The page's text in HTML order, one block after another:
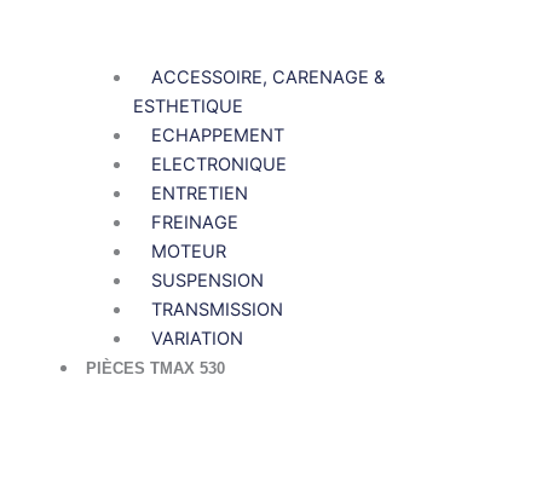
ACCESSOIRE, CARENAGE &
ESTHETIQUE
ECHAPPEMENT
ELECTRONIQUE
ENTRETIEN
FREINAGE
MOTEUR
SUSPENSION
TRANSMISSION
VARIATION
PIÈCES TMAX 530